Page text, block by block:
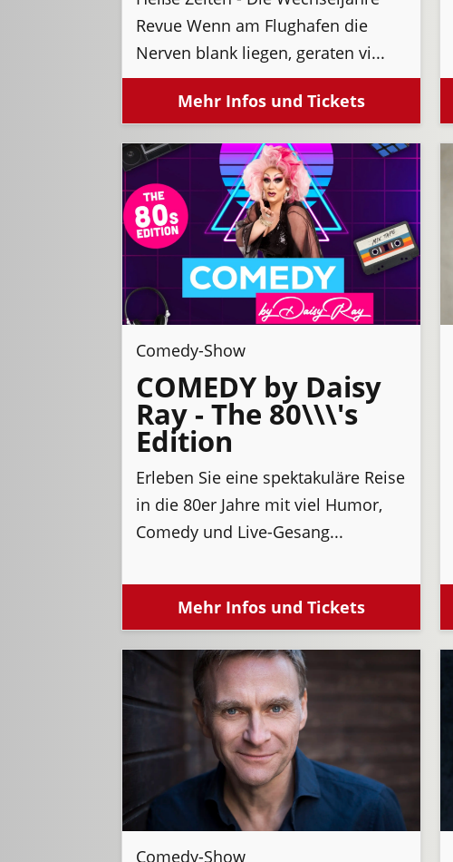
Revue Wenn am Flughafen die
Nerven blank liegen, geraten vi...
Mehr Infos und Tickets
Comedy-Show
COMEDY by Daisy
Ray - The 80\\\'s
Edition
Erleben Sie eine spektakuläre Reise
in die 80er Jahre mit viel Humor,
Comedy und Live-Gesang...
Mehr Infos und Tickets
Comedy-Show